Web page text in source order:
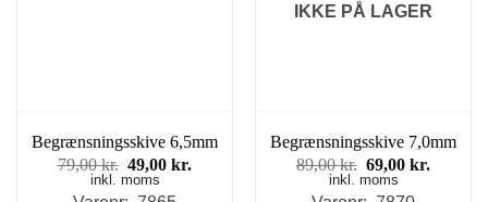
Begrænsningsskive 6,5mm
79,00kr. Den
oprindelige
49,00kr.
inkl. moms
IKKE PÅ LAGER
Begrænsningsskive 7,0mm
89,00kr. Den
oprindelige
69,00kr.
inkl. moms